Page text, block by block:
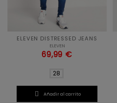
ELEVEN DISTRESSED JEANS
ELEVEN
69,99 €
28
 Añadir al carrito